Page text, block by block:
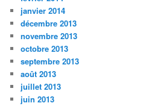
janvier 2014
décembre 2013
novembre 2013
octobre 2013
septembre 2013
août 2013
juillet 2013
juin 2013